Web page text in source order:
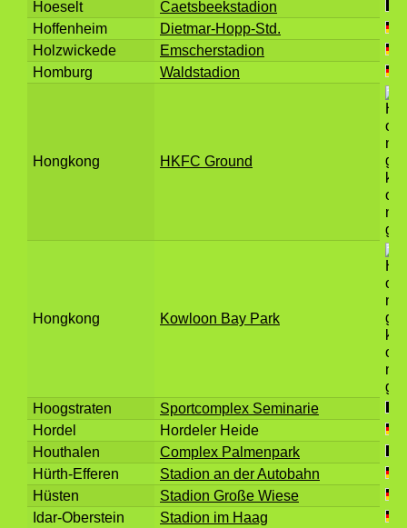
Hoeselt
Caetsbeekstadion
Hoffenheim
Dietmar-Hopp-Std.
Holzwickede
Emscherstadion
Homburg
Waldstadion
Hongkong HKFC Ground
Hongkong Kowloon Bay Park
Hoogstraten
Sportcomplex Seminarie
Hordel
Hordeler Heide
Houthalen
Complex Palmenpark
Hürth-Efferen
Stadion an der Autobahn
Hüsten
Stadion Große Wiese
Idar-Oberstein
Stadion im Haag